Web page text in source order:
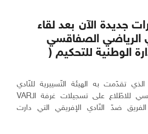
جديدة الآن بعد لقاء
الرياضي الصفاقسي
الوطنية للتحكيم (
تقدّمت به الهيئة التّسييرية للنّادي
الرياضي الصفاقسي للاطّلاع على تسجيلات غرفة الـVAR
الفريق ضدّ النّادي الإفريقي التي دارت